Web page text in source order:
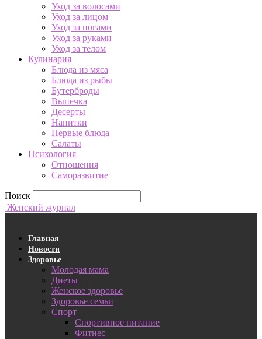
Уход за волосами
Уход за лицом
Уход за ногами
Уход за руками
Уход за телом
Кулинария
Блюда из мяса
Блюда из рыбы
Бутерброды
Выпечка
Десерты
Напитки
Первые блюда
Салаты
Психология
Отношения
Саморазвитие
Поиск
Женский журнал
Главная
Новости
Здоровье
Молодая мама
Диеты
Женское здоровье
Здоровье семьи
Спорт
Спортивное питание
Фитнес